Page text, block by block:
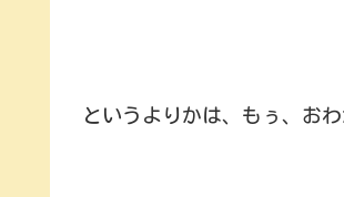
というよりかは、もぅ、お